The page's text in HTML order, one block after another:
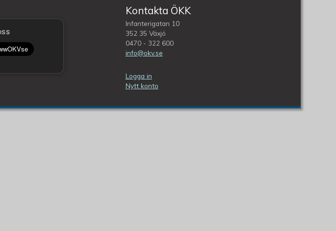
Kontakta ÖKK
Infanterigatan 10
352 35 Växjö
0470 - 322 600
info@okv.se
Logga in
Nytt konto